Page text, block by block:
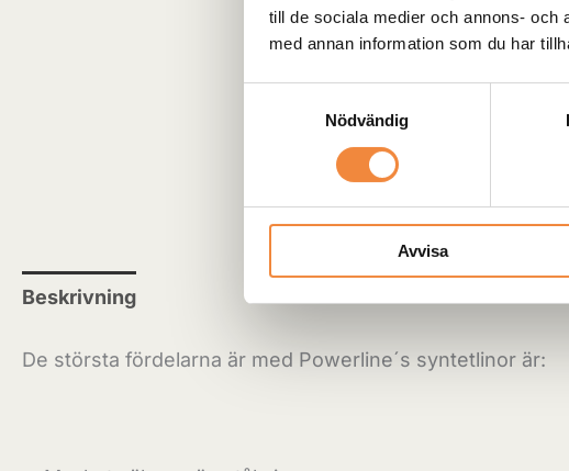
till de sociala medier och annons-
med annan information som du har
Nödvändig
Avvisa
Beskrivning Recensioner (0)
De största fördelarna är med Powerline´s syntetlinor är: